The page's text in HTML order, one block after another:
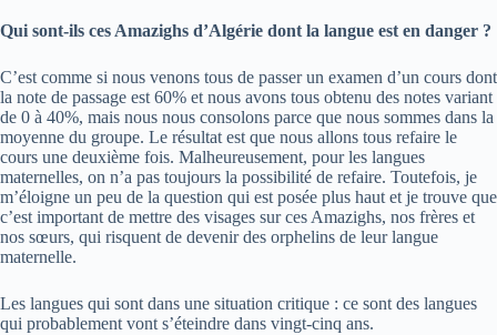
Qui sont-ils ces Amazighs d’Algérie dont la langue est en danger ?
C’est comme si nous venons tous de passer un examen d’un cours dont
la note de passage est 60% et nous avons tous obtenu des notes variant
de 0 à 40%, mais nous nous consolons parce que nous sommes dans la
moyenne du groupe. Le résultat est que nous allons tous refaire le
cours une deuxième fois. Malheureusement, pour les langues
maternelles, on n’a pas toujours la possibilité de refaire. Toutefois, je
m’éloigne un peu de la question qui est posée plus haut et je trouve que
c’est important de mettre des visages sur ces Amazighs, nos frères et
nos sœurs, qui risquent de devenir des orphelins de leur langue
maternelle.
Les langues qui sont dans une situation critique : ce sont des langues
qui probablement vont s’éteindre dans vingt-cinq ans.